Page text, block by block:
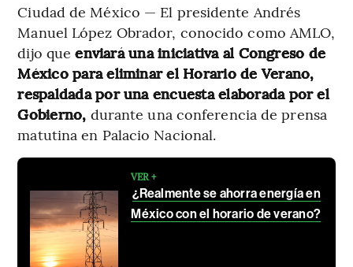
Ciudad de México — El presidente Andrés
Manuel López Obrador, conocido como AMLO,
dijo queenviará una iniciativa al Congreso de
México para eliminar el Horario de Verano,
respaldada por una encuesta elaborada por el
Gobierno, durante una conferencia de prensa
matutina en Palacio Nacional.
VER +
¿Realmente se ahorra energía en
México con el horario de verano?